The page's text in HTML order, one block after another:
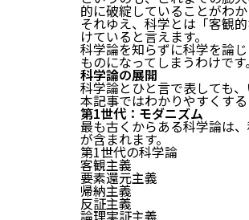
的に破綻していることがわ
それゆえ、科学とは「客観
けていると言えます。
科学論を知らずに科学を論
ものになってしまうわけです
科学論の展開
科学論とひと言で表しても
本記事ではわかりやすくす
第1世代：モダニズム
最も古くからある科学論は
が含まれます。
第1世代の科学論
客観主義
要素還元主義
帰納主義
反証主義